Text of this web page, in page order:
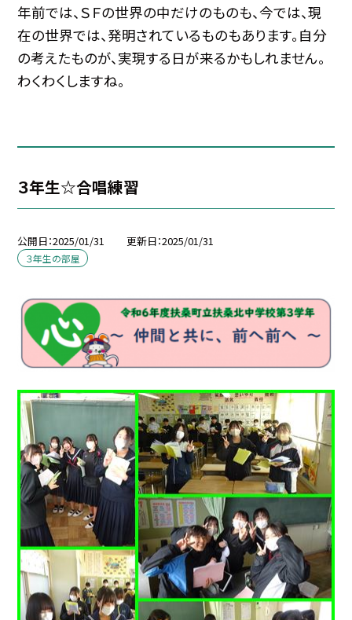
年前では、ＳＦの世界の中だけのものも、今では、現
在の世界では、発明されているものもあります。自分
の考えたものが、実現する日が来るかもしれません。
わくわくしますね。
３年生☆合唱練習
公開日 2025/01/31 更新日 2025/01/31
３年生の部屋